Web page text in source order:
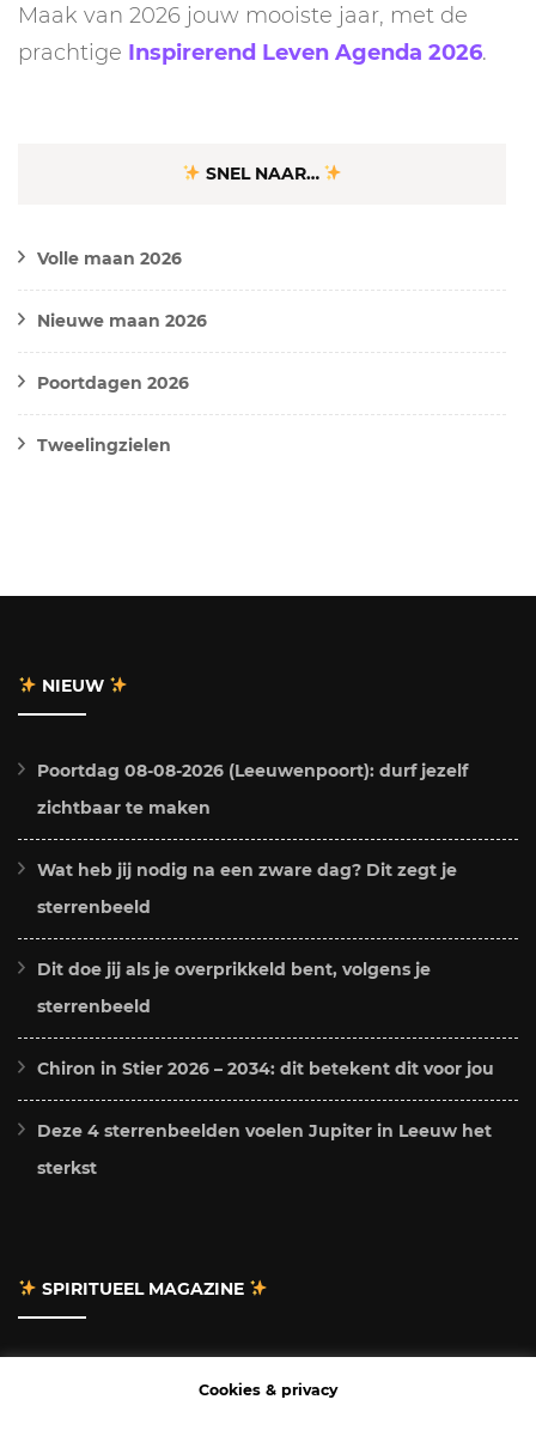
Maak van 2026 jouw mooiste jaar, met de
prachtige Inspirerend Leven Agenda 2026.
SNEL NAAR…
Volle maan 2026
Nieuwe maan 2026
Poortdagen 2026
Tweelingzielen
NIEUW
Poortdag 08-08-2026 (Leeuwenpoort): durf jezelf
zichtbaar te maken
Wat heb jij nodig na een zware dag? Dit zegt je
sterrenbeeld
Dit doe jij als je overprikkeld bent, volgens je
sterrenbeeld
Chiron in Stier 2026 – 2034: dit betekent dit voor jou
Deze 4 sterrenbeelden voelen Jupiter in Leeuw het
sterkst
SPIRITUEEL MAGAZINE
Cookies & privacy